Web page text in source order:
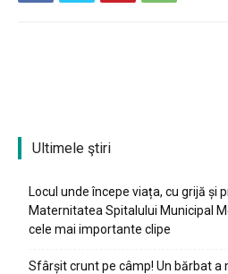
Ultimele ştiri
Locul unde începe viața, cu grijă și
Maternitatea Spitalului Municipal
cele mai importante clipe
Sfârșit crunt pe câmp! Un bărbat